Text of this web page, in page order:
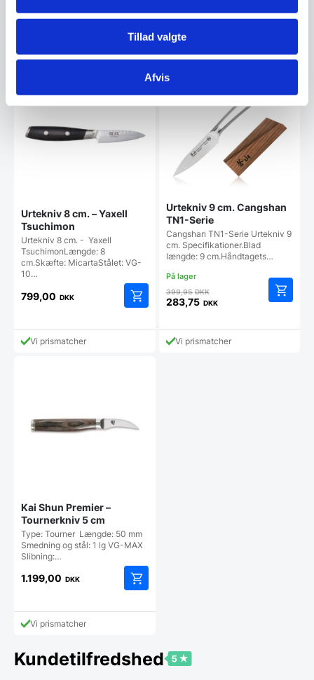
Tillad valgte
Afvis
pris
Den
er:
599,95
Urtekniv 8 cm. – Yaxell
Tsuchimon
Urtekniv 8 cm. - Yaxell
TsuchimonLængde: 8
cm.Skæfte: MicartaStålet: VG-
10…
799,00 DKK
Vi prismatcher
Urtekniv 9 cm. Cangshan
TN1-Serie
Cangshan TN1-Serie Urtekniv 9
cm. Specifikationer.Blad
længde: 9 cm.Håndtagets…
399,95DKKDen
oprindelige
var:
399,95 DKK.
283,75 DKK
aktuelle
prisVi prismatcher
Kai Shun Premier –
Tournerkniv 5 cm
Type: Tourner Længde: 50 mm
Smedning og stål: 1 lg VG-MAX
Slibning:…
1.199,00 DKK
Vi prismatcher
Kundetilfredshed